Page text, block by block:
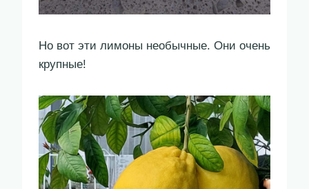
Но вот эти лимоны необычные. Они очень
крупные!